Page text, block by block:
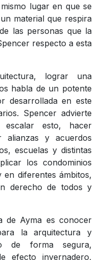
lugar en que se
material que respira
las personas que la
respecto a esta
lograr una
habla de un potente
desarrollada en este
Spencer advierte
esto, hacer
alianzas y acuerdos
escuelas y distintas
los condominios
diferentes ámbitos,
derecho de todos y
de Ayma es conocer
la arquitectura y
de forma segura,
efecto invernadero,